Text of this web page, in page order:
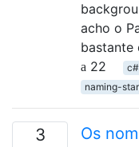
acho o
bastante
22
c#
naming-
3
Os